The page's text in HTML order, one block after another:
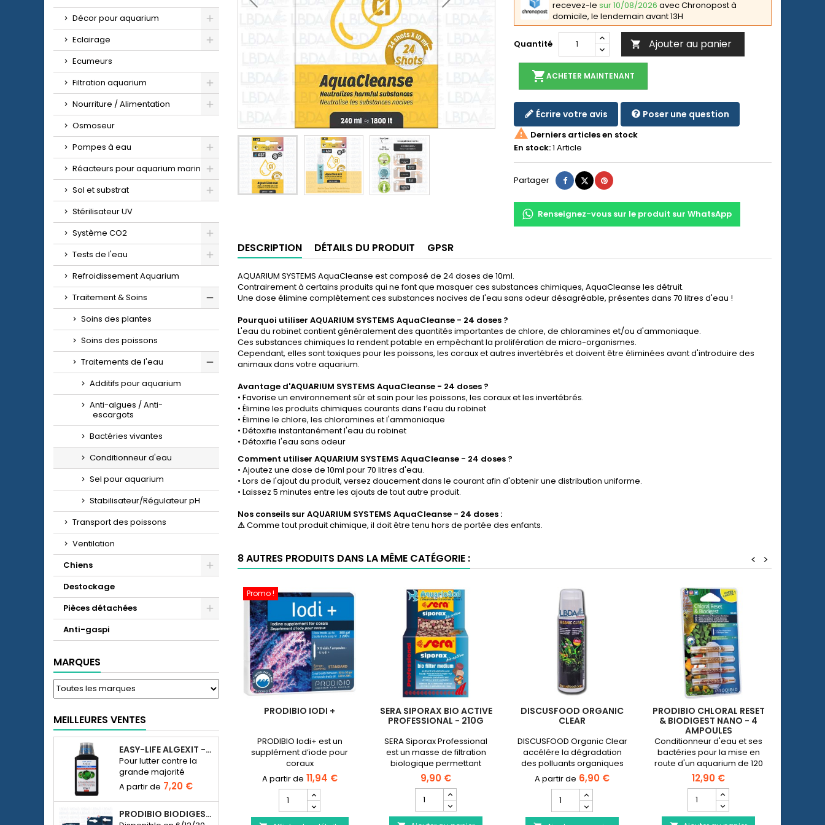
Décor pour aquarium
Eclairage
Ecumeurs
Filtration aquarium
Nourriture / Alimentation
Osmoseur
Pompes à eau
Réacteurs pour aquarium marin
Sol et substrat
Stérilisateur UV
Système CO2
Tests de l'eau
Refroidissement Aquarium
Traitement & Soins
Soins des plantes
Soins des poissons
Traitements de l'eau
Additifs pour aquarium
Anti-algues / Anti-
escargots
Bactéries vivantes
Conditionneur d'eau
Sel pour aquarium
Stabilisateur/Régulateur pH
Transport des poissons
Ventilation
Chiens
Destockage
Pièces détachées
Anti-gaspi
MARQUES
MEILLEURES VENTES
EASY-LIFE ALGEXIT - ANTI-ALGUES POUR AQUARIUM
Pour lutter contre la
grande majorité
d’espèces d’algues
dans l’aquarium d’eau
douce.
7,20 €
PRODIBIO BIODIGEST - 6/12/30 AMPOULES
recevez-le sur 10/08/2026 avec Chronopost à
domicile, le lendemain avant 13H
Quantité  Ajouter au panier
shopping_cartACHETER MAINTENANT
Écrire votre avis Poser une question
 Derniers articles en stock
En stock:1 Article
Partager Partager
TweetPinterest
Renseignez-vous sur le produit sur WhatsApp
DESCRIPTION DÉTAILS DU PRODUIT GPSR
AQUARIUM SYSTEMS AquaCleanse est composé de 24 doses de 10ml.
Contrairement à certains produits qui ne font que masquer ces substances chimiques, AquaCleanse les détruit.
Une dose élimine complètement ces substances nocives de l'eau sans odeur désagréable, présentes dans 70 litres d'eau !
Pourquoi utiliser AQUARIUM SYSTEMS AquaCleanse - 24 doses ?
L'eau du robinet contient généralement des quantités importantes de chlore, de chloramines et/ou d'ammoniaque.
Ces substances chimiques la rendent potable en empêchant la prolifération de micro-organismes.
Cependant, elles sont toxiques pour les poissons, les coraux et autres invertébrés et doivent être éliminées avant d'introduire des
animaux dans votre aquarium.
Avantage d'AQUARIUM SYSTEMS AquaCleanse - 24 doses ?
• Favorise un environnement sûr et sain pour les poissons, les coraux et les invertébrés.
• Élimine les produits chimiques courants dans l’eau du robinet
• Élimine le chlore, les chloramines et l'ammoniaque
• Détoxifie instantanément l'eau du robinet
• Détoxifie l'eau sans odeur
Comment utiliser AQUARIUM SYSTEMS AquaCleanse - 24 doses ?
• Ajoutez une dose de 10ml pour 70 litres d'eau.
• Lors de l'ajout du produit, versez doucement dans le courant afin d'obtenir une distribution uniforme.
• Laissez 5 minutes entre les ajouts de tout autre produit.
Nos conseils sur AQUARIUM SYSTEMS AquaCleanse - 24 doses :
⚠Comme tout produit chimique, il doit être tenu hors de portée des enfants.
8 AUTRES PRODUITS DANS LA MÊME CATÉGORIE : >
<
Promo !
PRODIBIO IODI +
PRODIBIO Iodi+ est un
supplément d’iode pour
coraux
11,94 €
quantité
du
SERA SIPORAX BIO ACTIVE
PROFESSIONAL - 210G
SERA Siporax Professional
est un masse de filtration
biologique permettant
d'éliminer les substances
nocives telles que
l’ammonium et les nitrites et
permet d'obtenir une eau
cristalline dans les
9,90 €
quantité
du
DISCUSFOOD ORGANIC
CLEAR
DISCUSFOOD Organic Clear
accélére la dégradation
des polluants organiques
dans l'eau.✓ Flacon de
125ml et 500ml
6,90 €
quantité
du
PRODIBIO CHLORAL RESET
& BIODIGEST NANO - 4
AMPOULES
Conditionneur d'eau et ses
bactéries pour la mise en
route d'un aquarium de 120
L max.
12,90 €
quantité
du